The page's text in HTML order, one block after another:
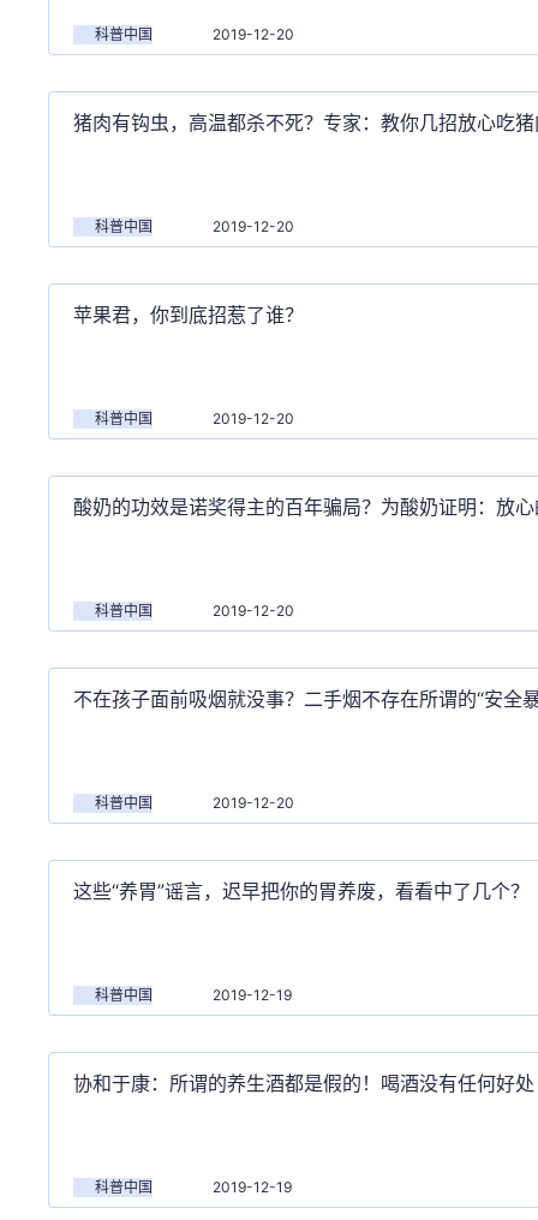
科普中国 2019-12-20
猪肉有钩虫，高温都杀不死？专家：教你几招放心吃
科普中国 2019-12-20
苹果君，你到底招惹了谁？
科普中国 2019-12-20
酸奶的功效是诺奖得主的百年骗局？为酸奶证明：放
科普中国 2019-12-20
不在孩子面前吸烟就没事？二手烟不存在所谓的“安全
科普中国 2019-12-20
这些“养胃”谣言，迟早把你的胃养废，看看中了几个？
科普中国 2019-12-19
协和于康：所谓的养生酒都是假的！喝酒没有任何好
科普中国 2019-12-19